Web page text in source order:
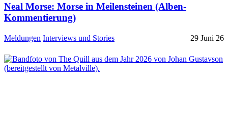
Neal Morse: Morse in Meilensteinen (Alben-
Kommentierung)
Meldungen Interviews und Stories 29 Juni 26